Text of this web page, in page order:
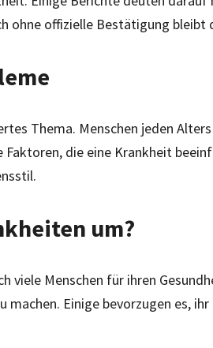
ohne offizielle Bestätigung bleibt
Thema. Menschen jeden
die eine Krankheit
um?
viele Menschen für ihren
Einige bevorzugen es,